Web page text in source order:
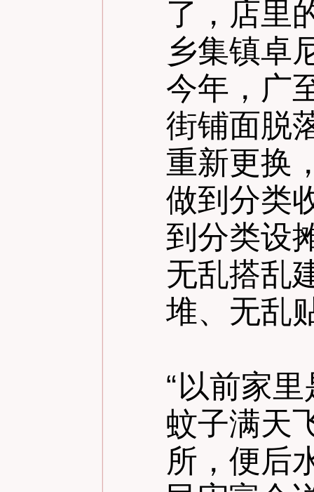
了，店里
乡集镇卓
今年，广
街铺面脱
重新更换
做到分类
到分类设
无乱搭乱
堆、无乱
“以前家
蚊子满天
所，便后